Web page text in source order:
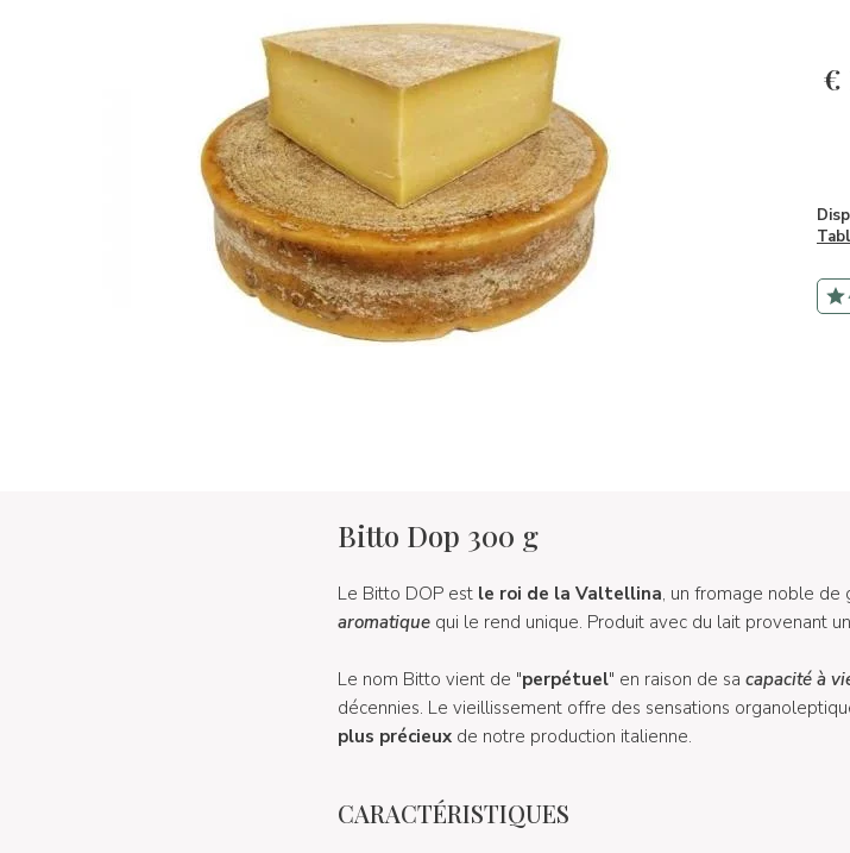
€
Bitto Dop 300 g
Le Bitto DOP est le roi de la Valtellina, un fromage noble de
aromatiquequi le rend unique. Produit avec du lait provenant
Le nom Bitto vient de "perpétuel" en raison de sa capacité à
décennies. Le vieillissement offre des sensations
plus précieuxde notre production italienne.
CARACTÉRISTIQUES